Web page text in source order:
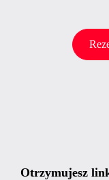
Otrzymujesz